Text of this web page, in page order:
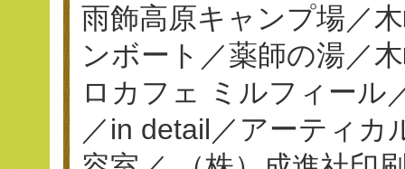
雨飾高原キャンプ場／
ンボート／薬師の湯／
ロカフェ ミルフィール
／in detail／アーティカ